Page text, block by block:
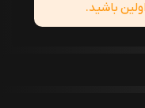
باشید.